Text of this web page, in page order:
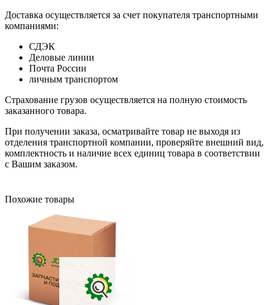
Доставка осуществляется за счет покупателя транспортными
компаниями:
СДЭК
Деловые линии
Почта России
личным транспортом
Страхование грузов осуществляется на полную стоимость
заказанного товара.
При получении заказа, осматривайте товар не выходя из
отделения транспортной компании, проверяйте внешний вид,
комплектность и наличие всех единиц товара в соответствии
с Вашим заказом.
Похожие товары